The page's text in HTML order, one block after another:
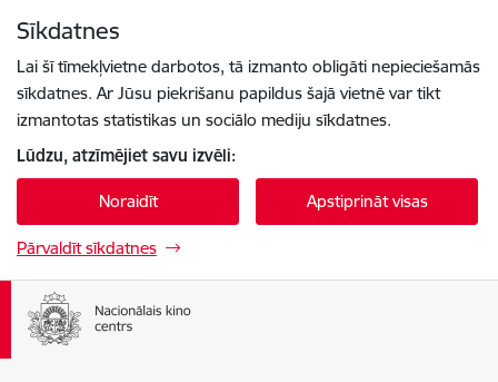
Sīkdatnes
Lai šī tīmekļvietne darbotos, tā izmanto obligāti nepieciešamās
sīkdatnes. Ar Jūsu piekrišanu papildus šajā vietnē var tikt
izmantotas statistikas un sociālo mediju sīkdatnes.
Lūdzu, atzīmējiet savu izvēli:
Noraidīt Apstiprināt visas
Pārvaldīt sīkdatnes